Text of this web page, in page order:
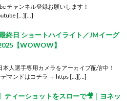
チャンネル登録お願いします！
[…][…]
終日 ショートハイライト／JMイーグ
【WOWOW】
本人選手専用カメラをアーカイブ配信中！
マンドはコチラ → https […][…]
ティーショットをスローで🎥｜ヨネッ